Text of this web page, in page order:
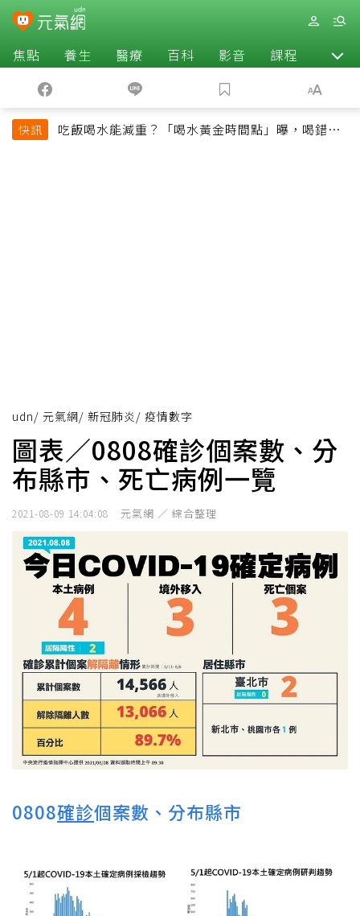
焦點 養生 醫療 百科 影音 課程 退休
快訊
吃飯喝水能減重？「喝水黃金時間點」曝，喝錯時
udn/ 元氣網/ 新冠肺炎 / 疫情數字
圖表／0808確診個案數、分
布縣市、死亡病例一覽
2021-08-09 14:04:08 元氣網 ／ 綜合整理
0808確診個案數、分布縣市